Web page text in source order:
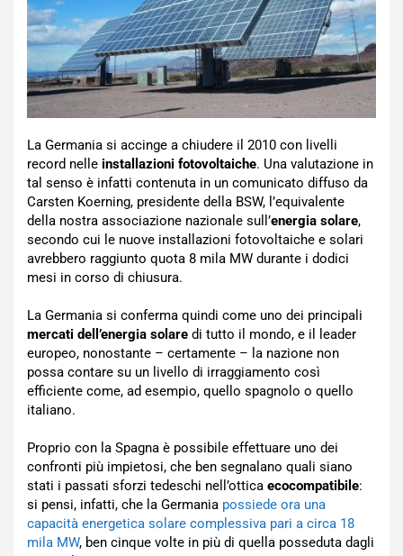
La Germania si accinge a chiudere il 2010 con livelli
record nelle installazioni fotovoltaiche. Una valutazione in
tal senso è infatti contenuta in un comunicato diffuso da
Carsten Koerning, presidente della BSW, l’equivalente
della nostra associazione nazionale sull’energia solare,
secondo cui le nuove installazioni fotovoltaiche e solari
avrebbero raggiunto quota 8 mila MW durante i dodici
mesi in corso di chiusura.
La Germania si conferma quindi come uno dei principali
mercati dell’energia solare di tutto il mondo, e il leader
europeo, nonostante – certamente – la nazione non
possa contare su un livello di irraggiamento così
efficiente come, ad esempio, quello spagnolo o quello
italiano.
Proprio con la Spagna è possibile effettuare uno dei
confronti più impietosi, che ben segnalano quali siano
stati i passati sforzi tedeschi nell’ottica ecocompatibile:
si pensi, infatti, che la Germania possiede ora una
capacità energetica solare complessiva pari a circa 18
mila MW, ben cinque volte in più di quella posseduta dagli